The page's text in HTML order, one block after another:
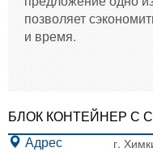
позволяет
и время.
БЛОК КОНТЕЙНЕР С
Адрес г.